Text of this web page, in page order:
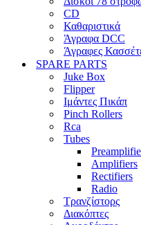
CD
Καθαριστικά
Άγραφα DCC
Άγραφες
SPARE PARTS
Juke Box
Flipper
Ιμάντες Πικάπ
Pinch Rollers
Rca
Tubes
Amplifiers
Rectifiers
Radio
Τρανζίστορς
Διακόπτες